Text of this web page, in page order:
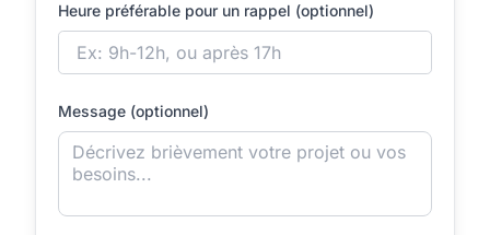
Heure préférable pour un rappel (optionnel)
Message (optionnel)